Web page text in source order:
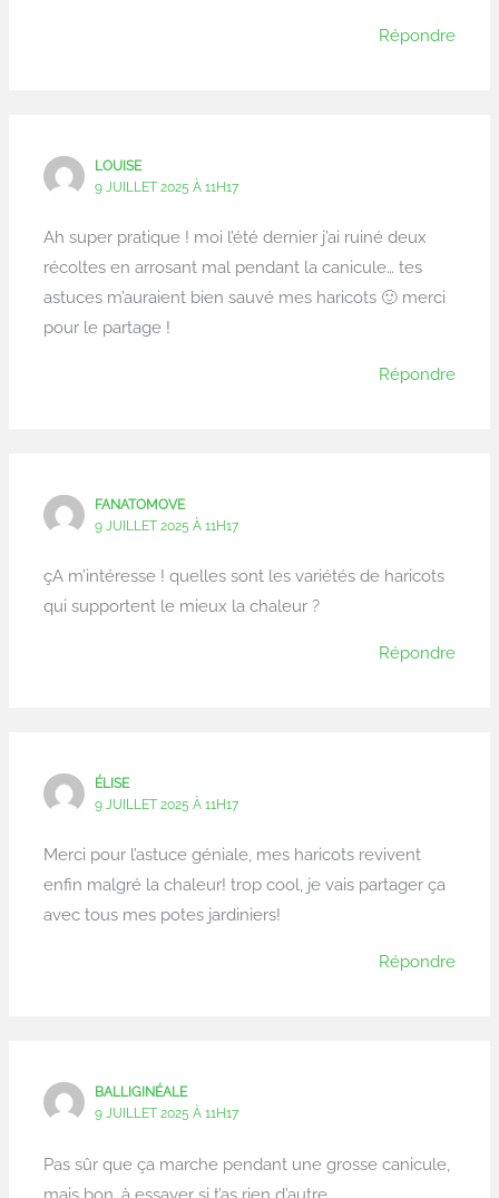
Répondre
LOUISE
9 JUILLET 2025 À 11H17
Ah super pratique ! moi l’été dernier j’ai ruiné deux
récoltes en arrosant mal pendant la canicule… tes
astuces m’auraient bien sauvé mes haricots 🙂 merci
pour le partage !
Répondre
FANATOMOVE
9 JUILLET 2025 À 11H17
çA m’intéresse ! quelles sont les variétés de haricots
qui supportent le mieux la chaleur ?
Répondre
ÉLISE
9 JUILLET 2025 À 11H17
Merci pour l’astuce géniale, mes haricots revivent
enfin malgré la chaleur! trop cool, je vais partager ça
avec tous mes potes jardiniers!
Répondre
BALLIGINÉALE
9 JUILLET 2025 À 11H17
Pas sûr que ça marche pendant une grosse canicule,
mais bon, à essayer si t’as rien d’autre.